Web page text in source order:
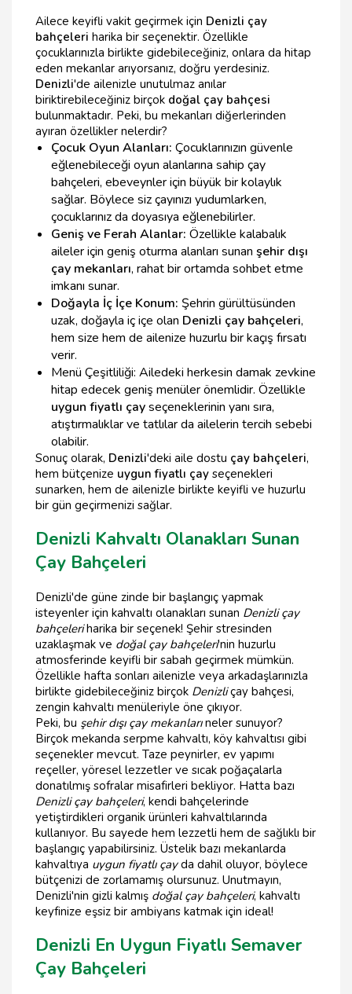
Ailece keyifli vakit geçirmek için Denizli çay
bahçeleri harika bir seçenektir. Özellikle
çocuklarınızla birlikte gidebileceğiniz, onlara da hitap
eden mekanlar arıyorsanız, doğru yerdesiniz.
Denizli'de ailenizle unutulmaz anılar
biriktirebileceğiniz birçok doğal çay bahçesi
bulunmaktadır. Peki, bu mekanları diğerlerinden
ayıran özellikler nelerdir?
Çocuk Oyun Alanları: Çocuklarınızın güvenle
eğlenebileceği oyun alanlarına sahip çay
bahçeleri, ebeveynler için büyük bir kolaylık
sağlar. Böylece siz çayınızı yudumlarken,
çocuklarınız da doyasıya eğlenebilirler.
Geniş ve Ferah Alanlar: Özellikle kalabalık
aileler için geniş oturma alanları sunan şehir dışı
çay mekanları, rahat bir ortamda sohbet etme
imkanı sunar.
Doğayla İç İçe Konum: Şehrin gürültüsünden
uzak, doğayla iç içe olan Denizli çay bahçeleri,
hem size hem de ailenize huzurlu bir kaçış fırsatı
verir.
Menü Çeşitliliği: Ailedeki herkesin damak zevkine
hitap edecek geniş menüler önemlidir. Özellikle
uygun fiyatlı çayseçeneklerinin yanı sıra,
atıştırmalıklar ve tatlılar da ailelerin tercih sebebi
olabilir.
Sonuç olarak, Denizli'deki aile dostu çay bahçeleri,
hem bütçenize uygun fiyatlı çay seçenekleri
sunarken, hem de ailenizle birlikte keyifli ve huzurlu
bir gün geçirmenizi sağlar.
Denizli Kahvaltı Olanakları Sunan
Çay Bahçeleri
Denizli'de güne zinde bir başlangıç yapmak
isteyenler için kahvaltı olanakları sunan Denizli çay
bahçeleriharika bir seçenek! Şehir stresinden
uzaklaşmak ve doğal çay bahçeleri'nin huzurlu
atmosferinde keyifli bir sabah geçirmek mümkün.
Özellikle hafta sonları ailenizle veya arkadaşlarınızla
birlikte gidebileceğiniz birçok Denizliçay bahçesi,
zengin kahvaltı menüleriyle öne çıkıyor.
Peki, bu şehir dışı çay mekanlarıneler sunuyor?
Birçok mekanda serpme kahvaltı, köy kahvaltısı gibi
seçenekler mevcut. Taze peynirler, ev yapımı
reçeller, yöresel lezzetler ve sıcak poğaçalarla
donatılmış sofralar misafirleri bekliyor. Hatta bazı
Denizli çay bahçeleri, kendi bahçelerinde
yetiştirdikleri organik ürünleri kahvaltılarında
kullanıyor. Bu sayede hem lezzetli hem de sağlıklı bir
başlangıç yapabilirsiniz. Üstelik bazı mekanlarda
kahvaltıya uygun fiyatlı çayda dahil oluyor, böylece
bütçenizi de zorlamamış olursunuz. Unutmayın,
Denizli'nin gizli kalmış doğal çay bahçeleri, kahvaltı
keyfinize eşsiz bir ambiyans katmak için ideal!
Denizli En Uygun Fiyatlı Semaver
Çay Bahçeleri